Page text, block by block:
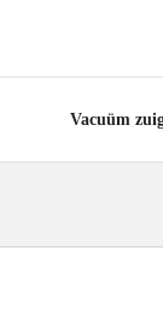
Vacuüm